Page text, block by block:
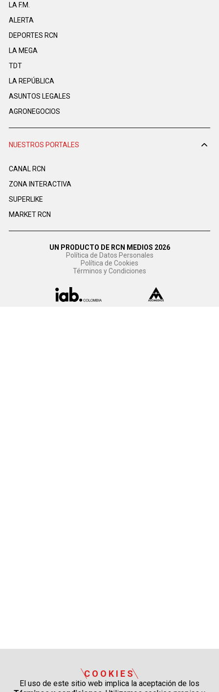
LA F.M.
ALERTA
DEPORTES RCN
LA MEGA
TDT
LA REPÚBLICA
ASUNTOS LEGALES
AGRONEGOCIOS
NUESTROS PORTALES
CANAL RCN
ZONA INTERACTIVA
SUPERLIKE
MARKET RCN
UN PRODUCTO DE RCN MEDIOS 2026
Política de Datos Personales
Política de Cookies
Términos y Condiciones
COOKIES
El uso de este sitio web implica la aceptación de los